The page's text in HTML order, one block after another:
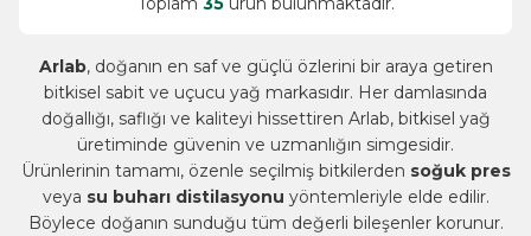
Arlab, doğanın en saf ve güçlü özlerini bir araya getiren
bitkisel sabit ve uçucu yağ markasıdır. Her damlasında
doğallığı, saflığı ve kaliteyi hissettiren Arlab, bitkisel yağ
üretiminde güvenin ve uzmanlığın simgesidir.
Ürünlerinin tamamı, özenle seçilmiş bitkilerden soğuk pres
veya su buharı distilasyonu yöntemleriyle elde edilir.
Böylece doğanın sunduğu tüm değerli bileşenler korunur.